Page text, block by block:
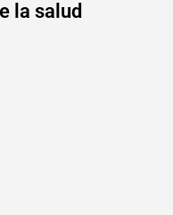
la salud